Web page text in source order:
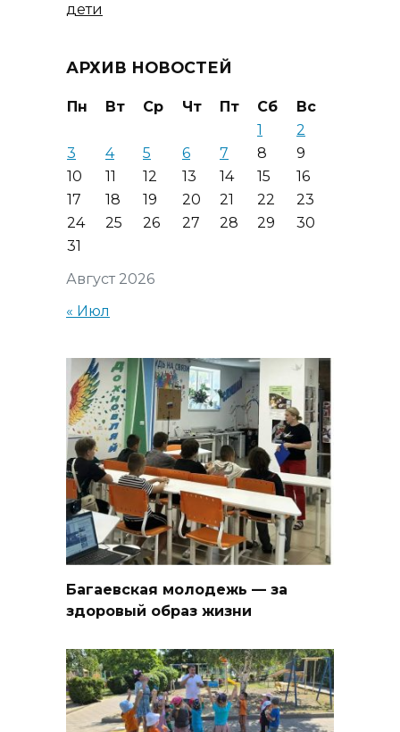
дети
АРХИВ НОВОСТЕЙ
Август 2026
Пн Вт Ср Чт Пт Сб
Вс
1
2
3
4 5 6 7 8
9
10
11 12 13 14 15
16
17
18 19 20 21 22
23
24
25 26 27 28 29
30
31
« Июл
Багаевская молодежь — за
здоровый образ жизни